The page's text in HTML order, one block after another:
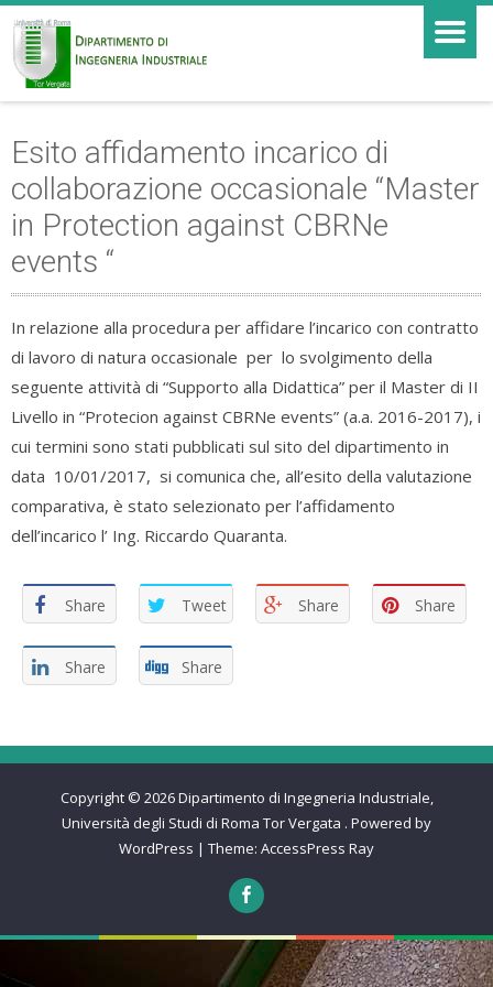
Esito affidamento incarico di
collaborazione occasionale “Master
in Protection against CBRNe
events “
In relazione alla procedura per affidare l’incarico con contratto
di lavoro di natura occasionale per lo svolgimento della
seguente attività di “Supporto alla Didattica” per il Master di II
Livello in “Protecion against CBRNe events” (a.a. 2016-2017), i
cui termini sono stati pubblicati sul sito del dipartimento in
data 10/01/2017, si comunica che, all’esito della valutazione
comparativa, è stato selezionato per l’affidamento
dell’incarico l’ Ing. Riccardo Quaranta.
Share Tweet Share Share
Share Share
Copyright © 2026Dipartimento di Ingegneria Industriale,
Università degli Studi di Roma Tor Vergata . Powered by
WordPress | Theme: AccessPress Ray